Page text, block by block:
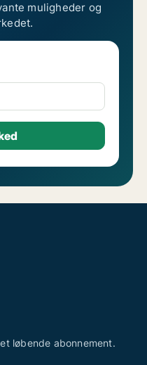
muligheder og
løbende abonnement.